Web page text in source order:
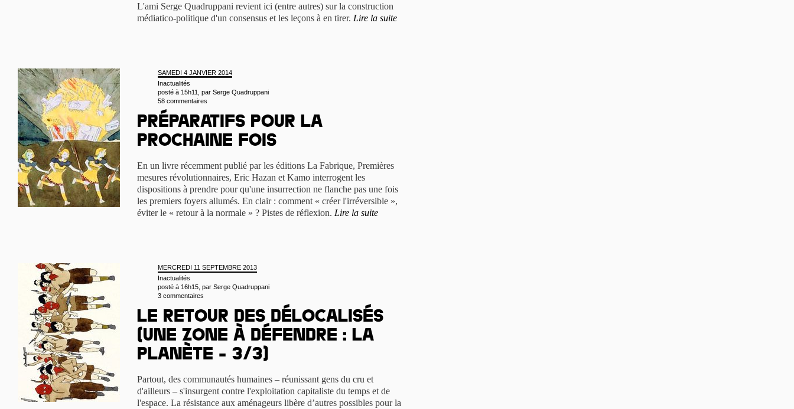
L'ami Serge Quadruppani revient ici (entre autres) sur la construction
médiatico-politique d'un consensus et les leçons à en tirer. Lire la suite
SAMEDI 4 JANVIER 2014
Inactualités
posté à 15h11, par Serge Quadruppani
58 commentaires
Préparatifs pour la
prochaine fois
En un livre récemment publié par les éditions La Fabrique, Premières
mesures révolutionnaires, Eric Hazan et Kamo interrogent les
dispositions à prendre pour qu'une insurrection ne flanche pas une fois
les premiers foyers allumés. En clair : comment « créer l'irréversible »,
éviter le « retour à la normale » ? Pistes de réflexion. Lire la suite
MERCREDI 11 SEPTEMBRE 2013
Inactualités
posté à 16h15, par Serge Quadruppani
3 commentaires
Le retour des délocalisés
(une Zone à Défendre : la
Planète - 3/3)
Partout, des communautés humaines – réunissant gens du cru et
d'ailleurs – s'insurgent contre l'exploitation capitaliste du temps et de
l'espace. La résistance aux aménageurs libère d’autres possibles pour la